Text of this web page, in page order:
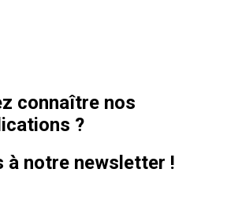
connaître nos
?
à notre newsletter !